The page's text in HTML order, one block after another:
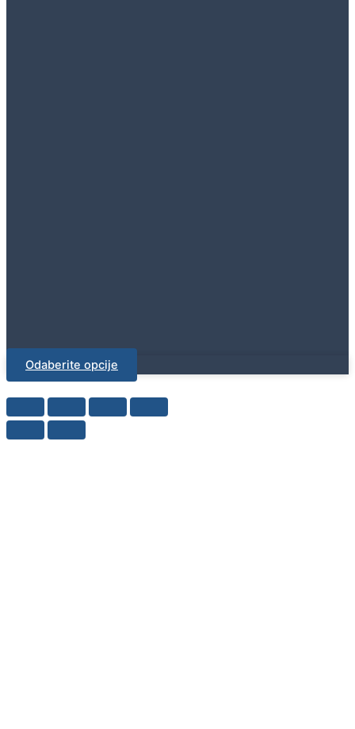
Odaberite opcije